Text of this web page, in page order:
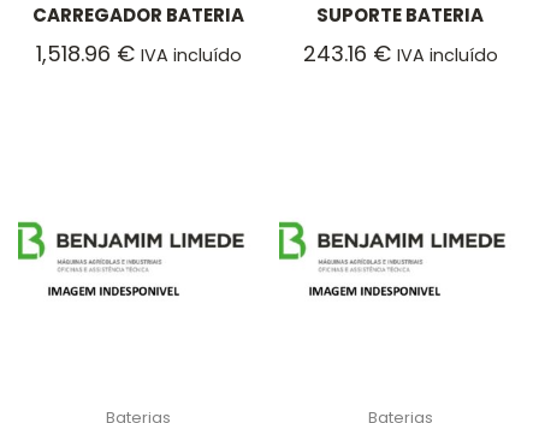
CARREGADOR BATERIA
1,518.96 € IVA incluído
SUPORTE BATERIA
243.16 € IVA incluído
Baterias Baterias